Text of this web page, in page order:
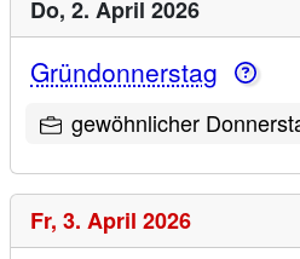
Do, 2. April 2026
Gründonnerstag
gewöhnlicher
Fr, 3. April 2026